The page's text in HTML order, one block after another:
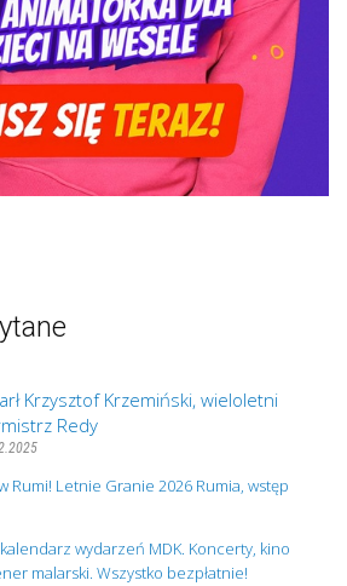
Krzysztof Krzemiński, wieloletni
Redy
Rumi! Letnie Granie 2026 Rumia, wstęp
wydarzeń MDK. Koncerty, kino
malarski. Wszystko bezpłatnie!